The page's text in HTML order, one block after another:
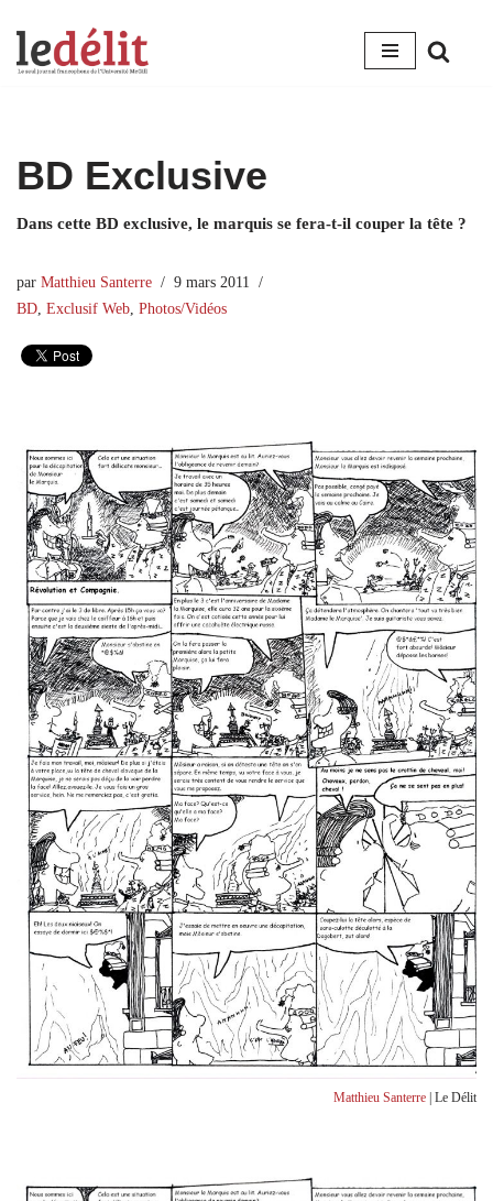
Aller
BD Exclusive
Dans cette BD exclusive, le marquis se fera-t-il couper la tête ?
par Matthieu Santerre
9 mars 2011
BD Exclusif Web Photos/Vidéos
Matthieu Santerre | Le Délit